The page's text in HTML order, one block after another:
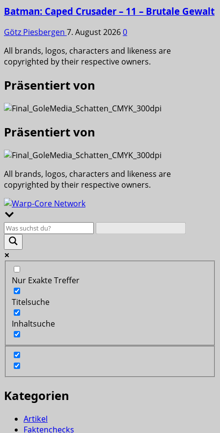
Batman: Caped Crusader – 11 – Brutale Gewalt
Götz Piesbergen 7. August 20260
All brands, logos, characters and likeness are
copyrighted by their respective owners.
Präsentiert von
Präsentiert von
All brands, logos, characters and likeness are
copyrighted by their respective owners.
Nur Exakte Treffer
Titelsuche
Inhaltsuche
Kategorien
Artikel
Faktenchecks